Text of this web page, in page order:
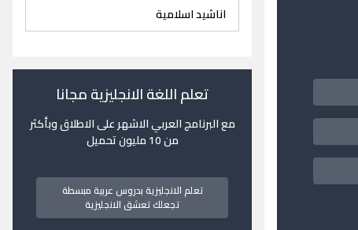
اناشيد اسلامية
تعلم اللغة الانجليزية مجانا
مع البرنامج العربي الاشهر على الاطلاق وبأكثر
من 10 مليون تحميل
تعلم الانجليزية بدروس عربية مبسطة
تجعلك تعشق الانجليزية